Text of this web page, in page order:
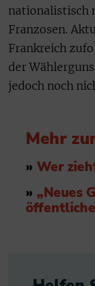
nationalistisch
Franzosen.
Frankreich
der
jedoch noch
Mehr
» Wer
» „Neues